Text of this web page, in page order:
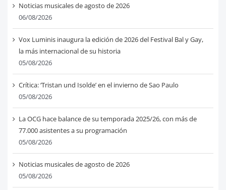
Noticias musicales de agosto de 2026
06/08/2026
Vox Luminis inaugura la edición de 2026 del Festival Bal y Gay,
la más internacional de su historia
05/08/2026
Crítica: ‘Tristan und Isolde’ en el invierno de Sao Paulo
05/08/2026
La OCG hace balance de su temporada 2025/26, con más de
77.000 asistentes a su programación
05/08/2026
Noticias musicales de agosto de 2026
05/08/2026